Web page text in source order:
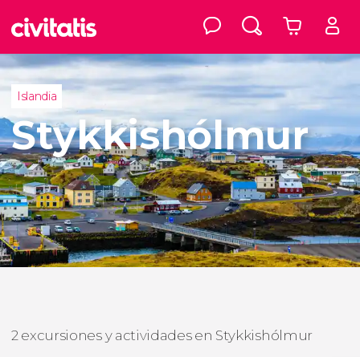
Islandia
Stykkishólmur
2 excursiones y actividades en Stykkishólmur